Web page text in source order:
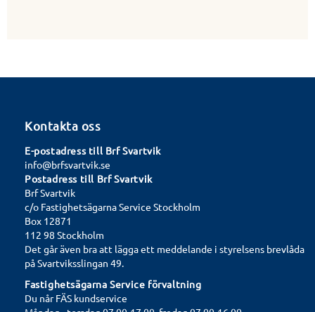
Kontakta oss
E-postadress till Brf Svartvik
info@brfsvartvik.se
Postadress till Brf Svartvik
Brf Svartvik
c/o Fastighetsägarna Service Stockholm
Box 12871
112 98 Stockholm
Det går även bra att lägga ett meddelande i styrelsens brevlåda
på Svartviksslingan 49.
Fastighetsägarna Service förvaltning
Du når FÄS kundservice